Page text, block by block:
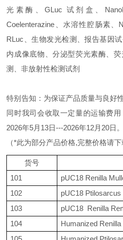
光素酶、GLuc 试剂盒、
Coelenterazine、水溶性腔肠素、
RLuc、生物发光检测、报告基因
内成像底物、分泌型荧光素酶、
测、非放射性检测试剂
特别告知：为保证产品质量与良好
同时我司会收取一定量的运输费
2026年5月13日---2026年12月20日。
（*此为部分产品价格,完整价格请
货号
101
pUC18 Renilla
102
pUC18
103
pUC18 Renilla
104
Humanized